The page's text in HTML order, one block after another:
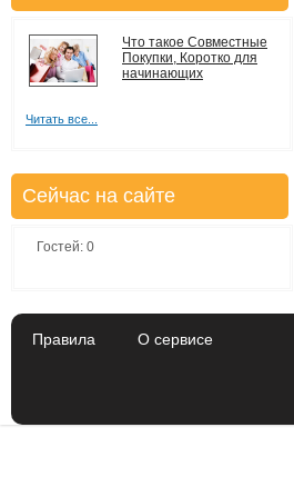
Что такое Совместные
Покупки, Коротко для
начинающих
Читать все...
Сейчас на сайте
Гостей: 0
Правила О сервисе